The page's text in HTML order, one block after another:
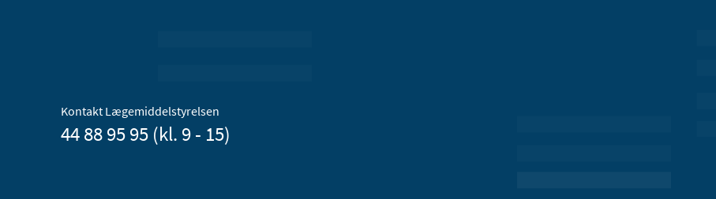
Kontakt Lægemiddelstyrelsen
44 88 95 95 (kl. 9 - 15)